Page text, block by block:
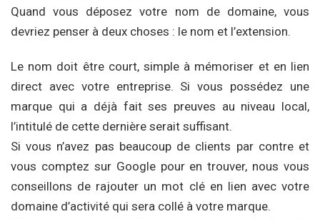
Quand vous déposez votre nom de domaine, vous
devriez penser à deux choses : le nom et l’extension.
Le nom doit être court, simple à mémoriser et en lien
direct avec votre entreprise. Si vous possédez une
marque qui a déjà fait ses preuves au niveau local,
l’intitulé de cette dernière serait suffisant.
Si vous n’avez pas beaucoup de clients par contre et
vous comptez sur Google pour en trouver, nous vous
conseillons de rajouter un mot clé en lien avec votre
domaine d’activité qui sera collé à votre marque.